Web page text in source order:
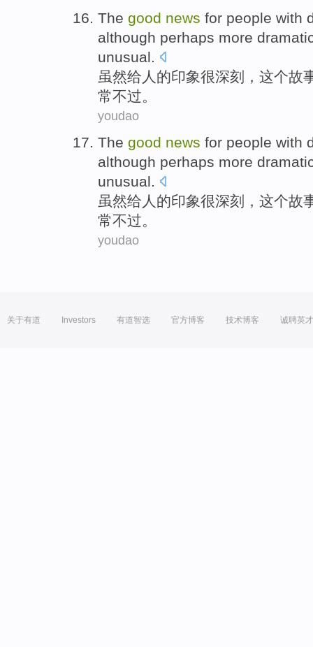
The good news for people with
although perhaps more
unusual.
虽然给 人 的印象很深刻 ， 这个故
常不过。
youdao
The good news for people with
although perhaps more
unusual.
虽然给 人 的印象很深刻 ， 这个故
常不过。
youdao
关于有道 Investors 有道智选 官方博客 技术博客 诚聘英才